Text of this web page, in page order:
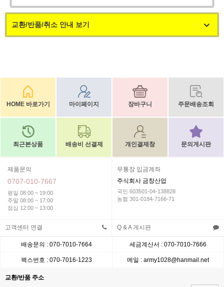
교환/반품/취소 안내 보기
HOME 바로가기 마이페이지 장바구니 주문배송조회
최근본상품 배송비 선결제 개인결제창 문의게시판
제품문의
0707-010-7667
평일 08:00 ~ 19:00
주말 08:00 ~ 17:00
점심 12:00 ~ 13:00
무통장 입금계좌
주식회사 금창산업
국민 603501-04-138828
농협 301-0184-7166-71
고객센터 연결 Q & A 게시판
배송문의 : 070-7010-7664 세금계산서 : 070-7010-7666
팩스번호 : 070-7016-1223 메일 : army1028@hanmail.net
교환/반품 주소